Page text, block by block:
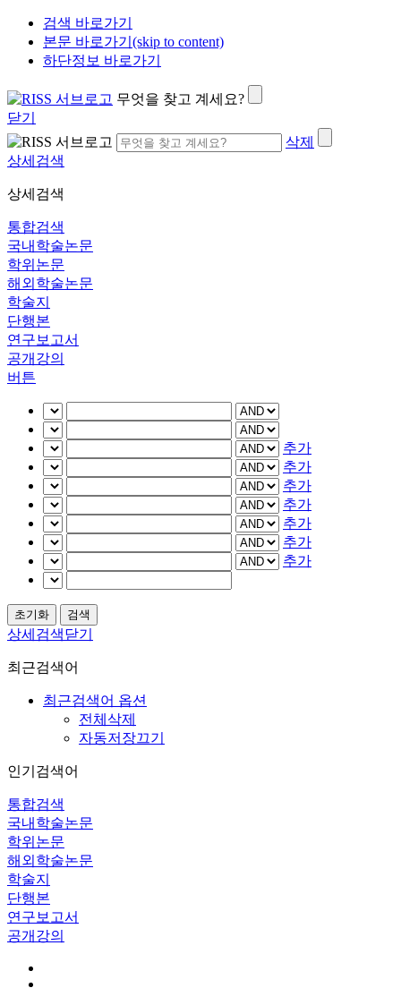
검색 바로가기
본문 바로가기(skip to content)
하단정보 바로가기
무엇을 찾고 계세요?
닫기
삭제
상세검색
상세검색
통합검색
국내학술논문
학위논문
해외학술논문
학술지
단행본
연구보고서
공개강의
버튼
추가
추가
추가
추가
추가
추가
추가
상세검색닫기
최근검색어
최근검색어 옵션
전체삭제
자동저장끄기
인기검색어
통합검색
국내학술논문
학위논문
해외학술논문
학술지
단행본
연구보고서
공개강의